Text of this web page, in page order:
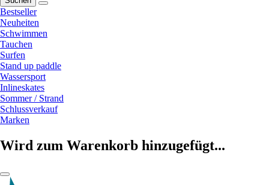
Bestseller
Neuheiten
Schwimmen
Tauchen
Surfen
Stand up paddle
Wassersport
Inlineskates
Sommer / Strand
Schlussverkauf
Marken
Wird zum Warenkorb hinzugefügt...